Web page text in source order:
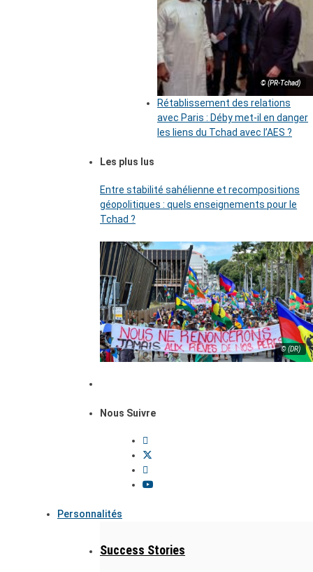
© (PR-Tchad)
Rétablissement des relations
avec Paris : Déby met-il en danger
les liens du Tchad avec l’AES ?
Les plus lus
Entre stabilité sahélienne et recompositions
géopolitiques : quels enseignements pour le
Tchad ?
© (DR)
Nous Suivre
Personnalités
Success Stories